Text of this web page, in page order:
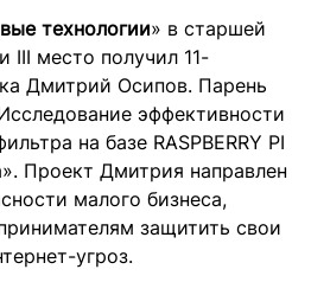
технологии» в старшей
III место получил 11-
Дмитрий Осипов. Парень
эффективности
на базе RASPBERRY PI
Проект Дмитрия направлен
малого бизнеса,
защитить свои
угроз.